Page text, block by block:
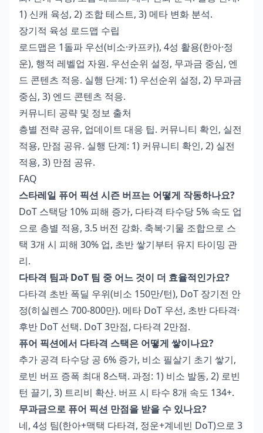
1) 신캐 육성, 2) 조합 테스트, 3) 메타 변화 분석.
장기적 육성 로드맵 수립
로드맵은 1돌파 우선(비소·카프카), 4성 활용(한아·정
운), 행적 레벨업 자원. 우선순위 설정, 무과금 중심, 엔
드 콘텐츠 적응. 실행 단계: 1) 우선순위 설정, 2) 무과금
중심, 3) 엔드 콘텐츠 적응.
커뮤니티 공략 및 정보 출처
층별 전략 공유, 업데이트 대응 팁. 커뮤니티 확인, 실전
적용, 만점 공유. 실행 단계: 1) 커뮤니티 확인, 2) 실전
적용, 3) 만점 공유.
FAQ
스타레일 퓨어 픽션 시즌 버프는 어떻게 작동하나요?
DoT 스택당 10% 피해 증가, 다타격 타수당 5% 속도 업
으로 층별 적용, 3.5 버전 강화. 축복·기물 조합으로 스
택 3개 시 피해 30% 업, 초반 쌓기부터 유지 타이밍 관
리.
다타격 팀과 DoT 팀 중 어느 것이 더 효율적인가요?
다타격 초반 폭딜 우위(비소 150만/턴), DoT 장기전 안
정(히실렌스 700-800만). 메타 DoT 우선, 초반 다타격·
후반 DoT 선택. DoT 3만점, 다타격 2만점.
퓨어 픽션에서 다타격 스택은 어떻게 쌓이나요?
추가 공격 타수당 공 6% 증가, 비소 필살기 초기 쌓기,
로빈 버프 증폭 최대 8스택. 과정: 1) 비소 발동, 2) 로빈
턴 끌기, 3) 트리비 확산. 버프 시 타수 8개 속도 134+.
무과금으로 퓨어 픽션 만점을 받을 수 있나요?
네, 4성 팀(한아+맥택 다타격, 정운+계네빈 DoT)으로 3